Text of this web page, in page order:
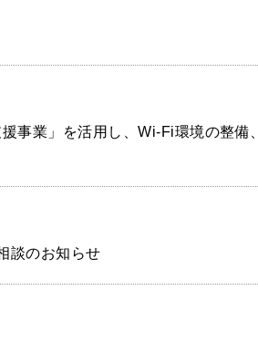
事業」を活用し、Wi-Fi環境の整備、
談のお知らせ